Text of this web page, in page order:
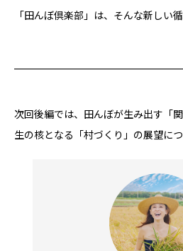
「田んぼ倶楽部」は、そんな新しい
次回後編では、田んぼが生み出す「
生の核となる「村づくり」の展望につ